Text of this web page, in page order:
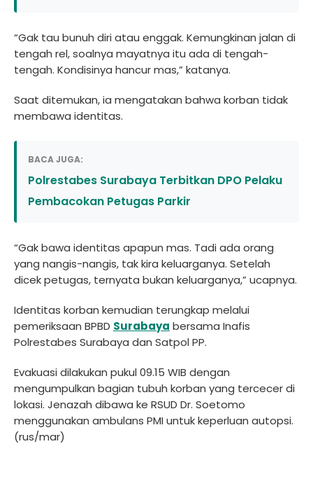
“Gak tau bunuh diri atau enggak. Kemungkinan jalan di
tengah rel, soalnya mayatnya itu ada di tengah-
tengah. Kondisinya hancur mas,” katanya.
Saat ditemukan, ia mengatakan bahwa korban tidak
membawa identitas.
BACA JUGA:
Polrestabes Surabaya Terbitkan DPO Pelaku
Pembacokan Petugas Parkir
“Gak bawa identitas apapun mas. Tadi ada orang
yang nangis-nangis, tak kira keluarganya. Setelah
dicek petugas, ternyata bukan keluarganya,” ucapnya.
Identitas korban kemudian terungkap melalui
pemeriksaan BPBD Surabaya bersama Inafis
Polrestabes Surabaya dan Satpol PP.
Evakuasi dilakukan pukul 09.15 WIB dengan
mengumpulkan bagian tubuh korban yang tercecer di
lokasi. Jenazah dibawa ke RSUD Dr. Soetomo
menggunakan ambulans PMI untuk keperluan autopsi.
(rus/mar)